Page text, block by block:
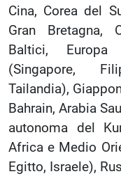
Cina, Corea del
Gran Bretagna,
Baltici, Europa
(Singapore,
Tailandia),
Bahrain, Arabia
autonoma del
Africa e Medio
Egitto, Israele),